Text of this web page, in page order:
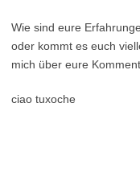
Wie sind eure
oder kommt es euch
mich über eure
ciao tuxoche